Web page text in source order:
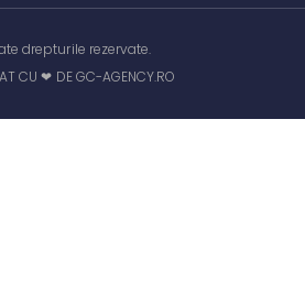
drepturile rezervate.
CU ❤ DE GC-AGENCY.RO